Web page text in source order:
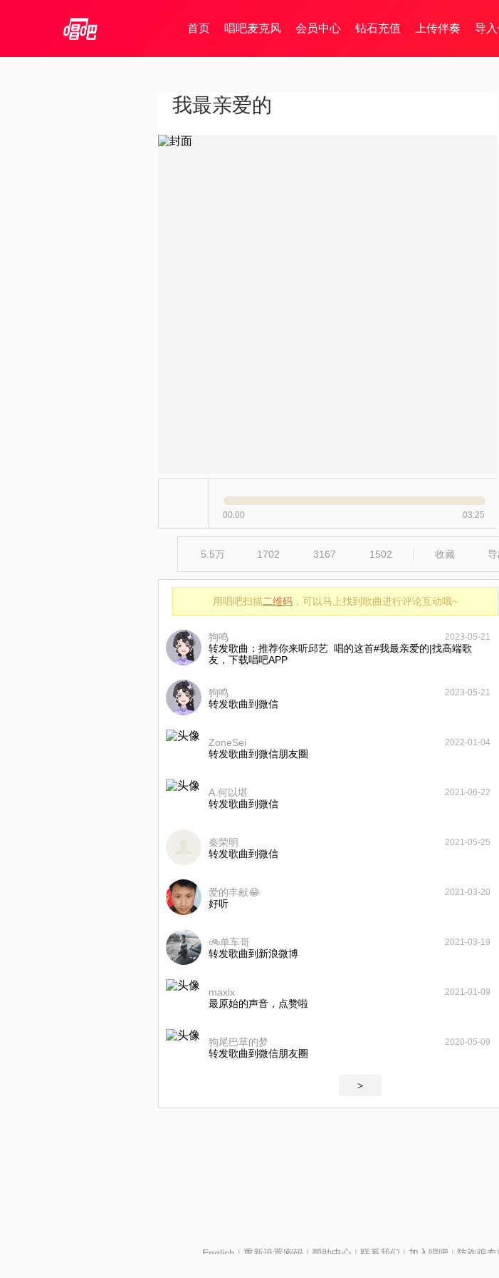
首页 唱吧麦克风 会员中心 钻石充值 上传伴奏 导
我最亲爱的
00:00 03:25
5.5万 1702 3167 1502 收藏 导
用唱吧扫描二维码 ，可以马上找到歌曲进行评论互动哦~
狗鸣 2023-05-21
转发歌曲：推荐你来听邱艺 ‎‎‎ ‎唱的这首#我最亲爱的|找高端歌
友，下载唱吧APP
狗鸣 2023-05-21
转发歌曲到微信
ZoneSei 2022-01-04
转发歌曲到微信朋友圈
A.何以堪 2021-06-22
转发歌曲到微信
秦荣明 2021-05-25
转发歌曲到微信
爱的丰献😂 2021-03-20
好听
🚲单车哥 2021-03-19
转发歌曲到新浪微博
maxlx 2021-01-09
最原始的声音，点赞啦
狗尾巴草的梦 2020-05-09
转发歌曲到微信朋友圈
>
English | 重新设置密码| 帮助中心 | 联系我们 | 加入唱吧 | 防诈骗专